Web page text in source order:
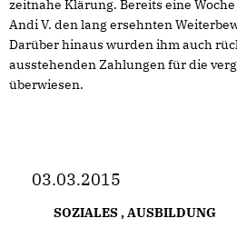
zeitnahe Klärung. Bereits eine
Andi V. den lang ersehnten
Darüber hinaus wurden ihm auch
ausstehenden Zahlungen für die
überwiesen.
03.03.2015
SOZIALES ,AUSBILDUNG